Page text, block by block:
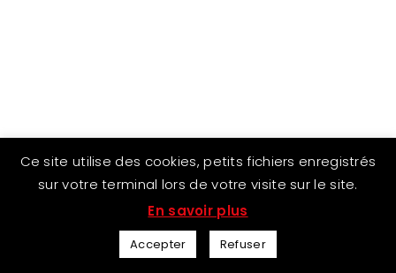
Ce site utilise des cookies, petits fichiers enregistrés
sur votre terminal lors de votre visite sur le site.
En savoir plus
Accepter Refuser